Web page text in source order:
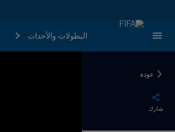
البطولات والأحدات
عودة
شارك